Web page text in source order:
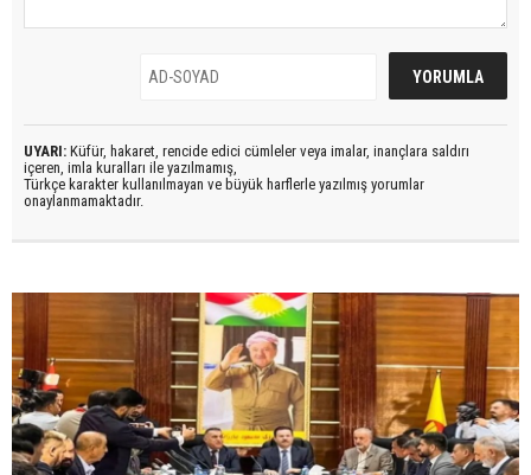
UYARI: Küfür, hakaret, rencide edici cümleler veya imalar, inançlara saldırı
içeren, imla kuralları ile yazılmamış,
Türkçe karakter kullanılmayan ve büyük harflerle yazılmış yorumlar
onaylanmamaktadır.